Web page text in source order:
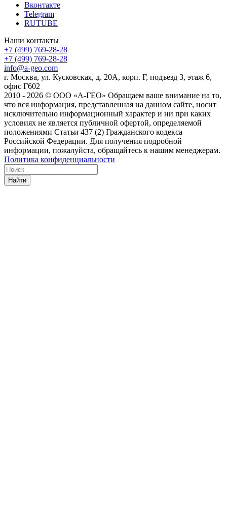
Вконтакте
Telegram
RUTUBE
Наши контакты
+7 (499) 769-28-28
+7 (499) 769-28-28
info@a-geo.com
г. Москва, ул. Кусковская, д. 20А, корп. Г, подъезд 3, этаж 6,
офис Г602
2010 - 2026 © ООО «А-ГЕО» Обращаем ваше внимание на то,
что вся информация, представленная на данном сайте, носит
исключительно информационный характер и ни при каких
условиях не является публичной офертой, определяемой
положениями Статьи 437 (2) Гражданского кодекса
Российской Федерации. Для получения подробной
информации, пожалуйста, обращайтесь к нашим менеджерам.
Политика конфиденциальности
Найти